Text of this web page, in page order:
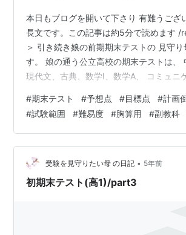
本日もブログを開いて下さり 有難うござ
長文です。この記事は約5分で読めます /
＞ 引き続き娘の前期期末テストの 見守
す。 娘の通う公立高校の期末テストは、
現代文、古典、数学Ⅰ、数学A、 コミュニ
９科目/各１００点(計９００満点)に、 保
えた ７教科１１科目/各１００点(計１１
期末テストは 夏休み明けの実施だったの
中盤からテスト勉強も 日々の学習に取り
でした。 しかし計画的に早めに取り組ん
#期末テスト #予想点 #目標点 #計画
#試験範囲 #難易度 #胸算用 #副教科
受験を見守りたい母 の日記 • 5年前
初期末テスト(高1)/part3